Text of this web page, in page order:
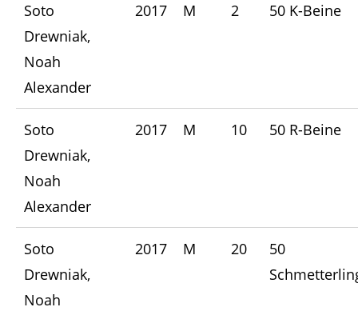
Soto
Drewniak,
Noah
Alexander
2017 M 2 50 K-Beine
Soto
Drewniak,
Noah
Alexander
2017 M 10 50 R-Beine
Soto
Drewniak,
Noah
2017 M 20
50